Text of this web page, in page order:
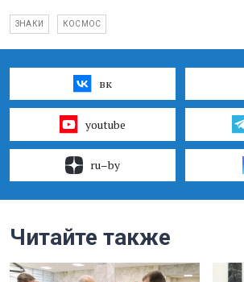
ЗНАКИ КОСМОС
вк
youtube
ru–by
Читайте также